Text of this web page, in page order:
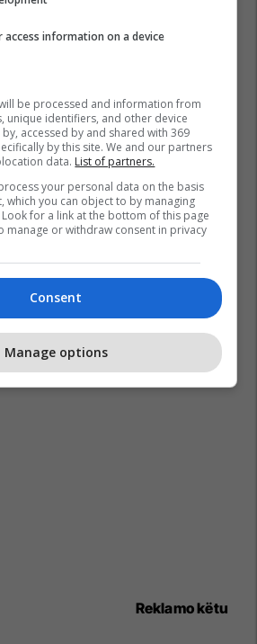
Reklamo këtu
access information on a device
be processed and information from
unique identifiers, and other device
accessed by and shared with 369
by this site. We and our partners
data. List of partners.
your personal data on the basis
which you can object to by managing
for a link at the bottom of this page
manage or withdraw consent in privacy
Consent
Manage options